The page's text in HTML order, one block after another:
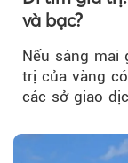
và bạc?
Nếu sáng mai
trị của vàng
các sở giao